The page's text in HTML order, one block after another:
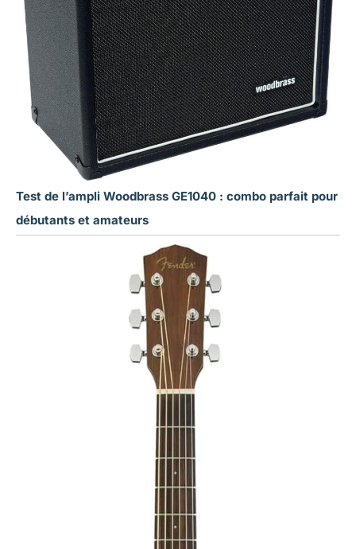
Test de l’ampli Woodbrass GE1040 : combo parfait pour
débutants et amateurs